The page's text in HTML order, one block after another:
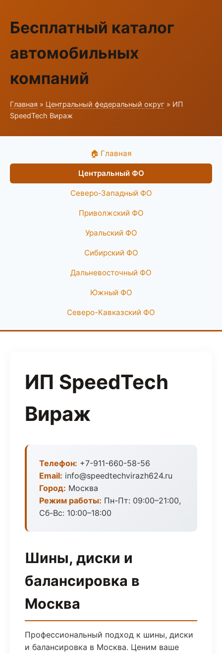
Бесплатный каталог
автомобильных
компаний
Главная » Центральный федеральный округ » ИП
SpeedTech Вираж
🏠 Главная
Центральный ФО
Северо-Западный ФО
Приволжский ФО
Уральский ФО
Сибирский ФО
Дальневосточный ФО
Южный ФО
Северо-Кавказский ФО
ИП SpeedTech
Вираж
Телефон: +7-911-660-58-56
Email: info@speedtechvirazh624.ru
Город: Москва
Режим работы: Пн-Пт: 09:00–21:00,
Сб-Вс: 10:00–18:00
Шины, диски и
балансировка в
Москва
Профессиональный подход к шины, диски
и балансировка в Москва. Ценим ваше